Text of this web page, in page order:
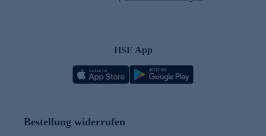
HSE App
Bestellung widerrufen